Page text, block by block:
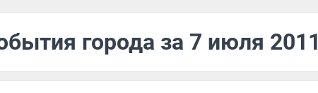
города за 7 июля 2011